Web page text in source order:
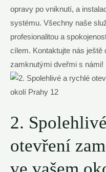
opravy po vniknutí, a
systému. Všechny naše
profesionalitou a
cílem. Kontaktujte nás
zamknutými dveřmi s námi!
2.
otevření